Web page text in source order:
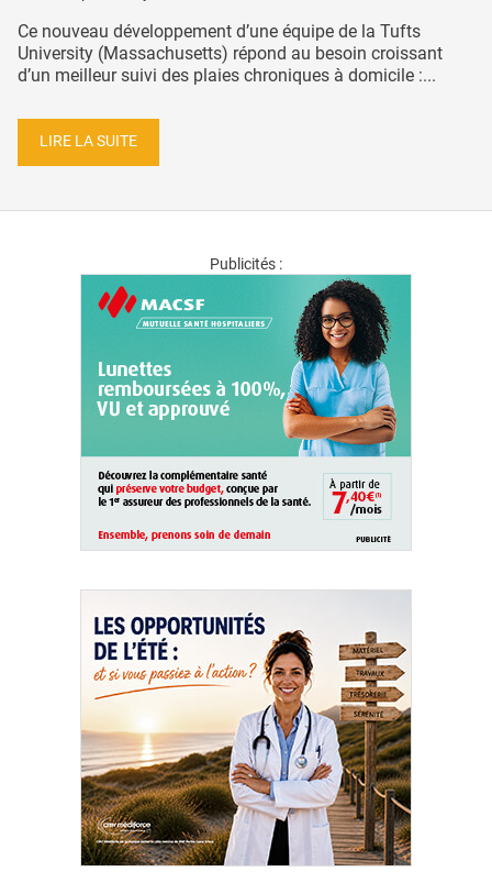
Ce nouveau développement d’une équipe de la Tufts
University (Massachusetts) répond au besoin croissant
d’un meilleur suivi des plaies chroniques à domicile :...
LIRE LA SUITE
Publicités :